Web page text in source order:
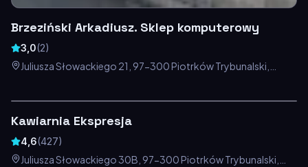
Brzeziński Arkadiusz. Sklep komputerowy
3,0(2)
Juliusza Słowackiego 21, 97-300 Piotrków Trybunalski,
Kawiarnia Ekspresja
4,6(427)
Juliusza Słowackiego 30B, 97-300 Piotrków Trybunalski,